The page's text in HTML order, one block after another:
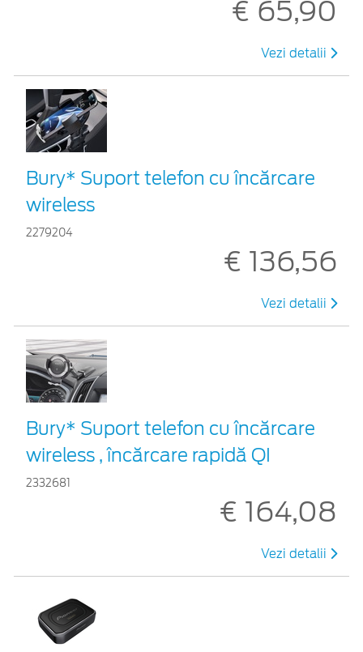
€ 65,90
Vezi detalii
Bury* Suport telefon cu încărcare
wireless
2279204
€ 136,56
Vezi detalii
Bury* Suport telefon cu încărcare
wireless , încărcare rapidă QI
2332681
€ 164,08
Vezi detalii